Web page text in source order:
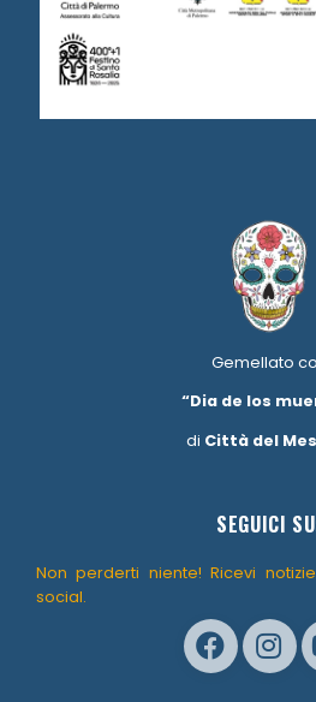
Gemellato
“Dia de los
di Città del
SEGUICI
Non perderti niente! Ricevi
social.